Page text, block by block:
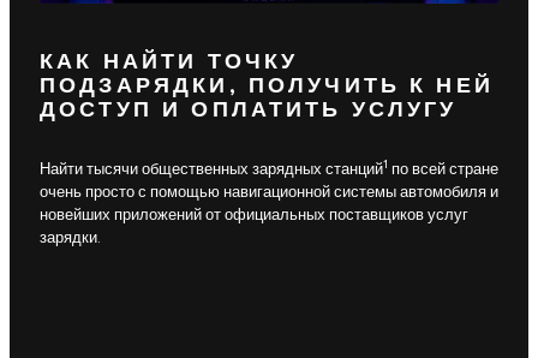
КАК НАЙТИ ТОЧКУ
ПОДЗАРЯДКИ, ПОЛУЧИТЬ К НЕЙ
ДОСТУП И ОПЛАТИТЬ УСЛУГУ
Найти тысячи общественных зарядных станций1 по всей стране
очень просто с помощью навигационной системы автомобиля и
новейших приложений от официальных поставщиков услуг
зарядки.